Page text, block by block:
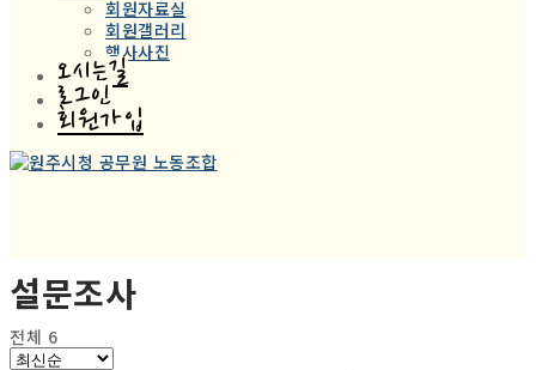
회원자료실
회원갤러리
행사사진
오시는길
로그인
회원가입
설문조사
전체 6